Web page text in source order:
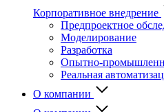
Корпоративное внедрение
Предпроектное
Моделирование
Разработка
Опытно-
Реальная
О компании